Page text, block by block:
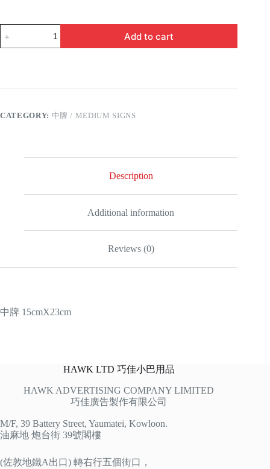
佳
quantity
Add to cart
CATEGORY: 中牌 / MEDIUM SIGNS
Description
Additional information
Reviews (0)
中牌 15cmX23cm
HAWK LTD 巧佳小巴用品
HAWK ADVERTISING COMPANY LIMITED
巧佳廣告製作有限公司
M/F, 39 Battery Street, Yaumatei, Kowloon.
油麻地 炮台街 39號閣樓
(佐敦地鐵A出口) 轉右行五個街口，